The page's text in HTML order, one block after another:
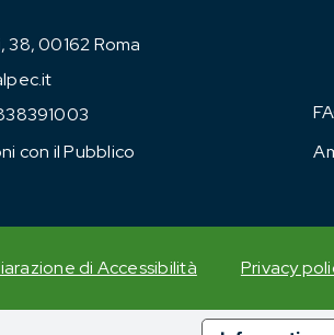
38, 00162 Roma
con il Pubblico
di Accessibilità Privacy